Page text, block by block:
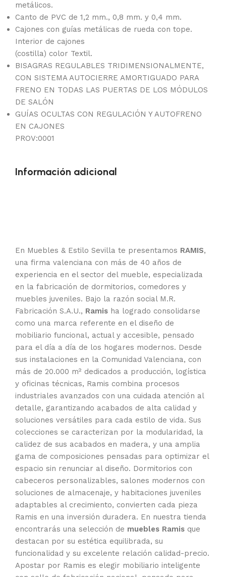
metálicos.
Canto de PVC de 1,2 mm., 0,8 mm. y 0,4 mm.
Cajones con guías metálicas de rueda con tope.
Interior de cajones
(costilla) color Textil.
BISAGRAS REGULABLES TRIDIMENSIONALMENTE,
CON SISTEMA AUTOCIERRE AMORTIGUADO PARA
FRENO EN TODAS LAS PUERTAS DE LOS MÓDULOS
DE SALÓN
GUÍAS OCULTAS CON REGULACIÓN Y AUTOFRENO
EN CAJONES
PROV:0001
Información adicional
En Muebles & Estilo Sevilla te presentamos RAMIS,
una firma valenciana con más de 40 años de
experiencia en el sector del mueble, especializada
en la fabricación de dormitorios, comedores y
muebles juveniles. Bajo la razón social M.R.
Fabricación S.A.U., Ramis ha logrado consolidarse
como una marca referente en el diseño de
mobiliario funcional, actual y accesible, pensado
para el día a día de los hogares modernos. Desde
sus instalaciones en la Comunidad Valenciana, con
más de 20.000 m² dedicados a producción, logística
y oficinas técnicas, Ramis combina procesos
industriales avanzados con una cuidada atención al
detalle, garantizando acabados de alta calidad y
soluciones versátiles para cada estilo de vida. Sus
colecciones se caracterizan por la modularidad, la
calidez de sus acabados en madera, y una amplia
gama de composiciones pensadas para optimizar el
espacio sin renunciar al diseño. Dormitorios con
cabeceros personalizables, salones modernos con
soluciones de almacenaje, y habitaciones juveniles
adaptables al crecimiento, convierten cada pieza
Ramis en una inversión duradera. En nuestra tienda
encontrarás una selección de muebles Ramis que
destacan por su estética equilibrada, su
funcionalidad y su excelente relación calidad-precio.
Apostar por Ramis es elegir mobiliario inteligente